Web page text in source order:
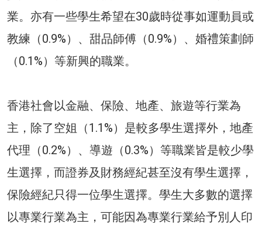
業。亦有一些學生希望在30歲時從事如運動員或
教練（0.9%）、甜品師傅（0.9%）、婚禮策劃師
（0.1%）等新興的職業。
香港社會以金融、保險、地產、旅遊等行業為
主，除了空姐（1.1%）是較多學生選擇外，地產
代理（0.2%）、導遊（0.3%）等職業皆是較少學
生選擇，而證券及財務經紀甚至沒有學生選擇，
保險經紀只得一位學生選擇。學生大多數的選擇
以專業行業為主，可能因為專業行業給予別人印